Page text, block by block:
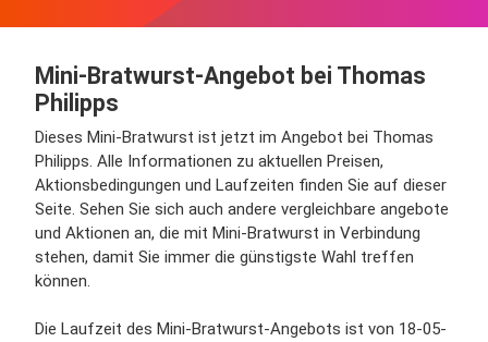
Mini-Bratwurst-Angebot bei Thomas
Philipps
Dieses Mini-Bratwurst ist jetzt im Angebot bei Thomas
Philipps. Alle Informationen zu aktuellen Preisen,
Aktionsbedingungen und Laufzeiten finden Sie auf dieser
Seite. Sehen Sie sich auch andere vergleichbare angebote
und Aktionen an, die mit Mini-Bratwurst in Verbindung
stehen, damit Sie immer die günstigste Wahl treffen
können.
Die Laufzeit des Mini-Bratwurst-Angebots ist von 18-05-